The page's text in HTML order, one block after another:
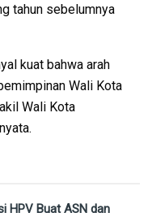
tahun sebelumnya
kuat bahwa arah
Wali Kota
Wali Kota
HPV Buat ASN dan